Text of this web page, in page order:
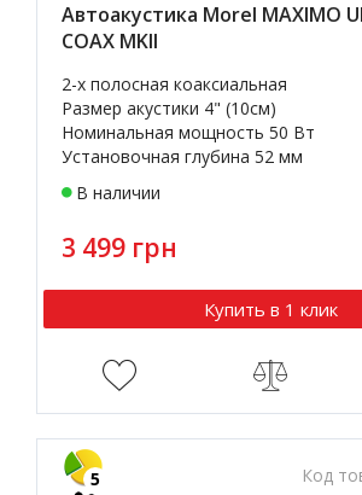
Автоакустика Morel MAXIMO
COAX MKII
2-х полосная коаксиальная
Размер акустики 4" (10см)
Номинальная мощность 50 Вт
Установочная глубина 52 мм
В наличии
3 499 грн
Купить в 1 клик
Код
5